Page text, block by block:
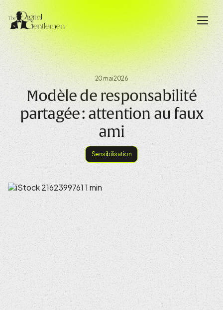
20 mai 2026
Modèle de responsabilité
partagée : attention au faux
ami
Sensibilisation